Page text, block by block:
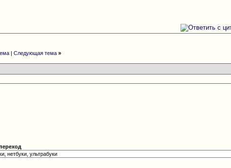
|Следующая тема »